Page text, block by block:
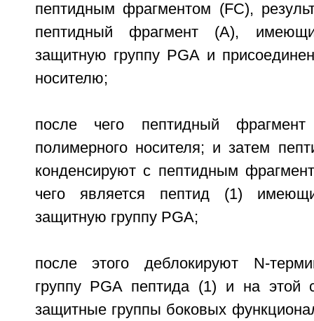
пептидным фрагментом (FC),
пептидный фрагмент (А),
защитную группу PGA и
носителю;
после чего пептидный
полимерного носителя; и затем
конденсируют с пептидным
чего является пептид (1)
защитную группу PGA;
после этого деблокируют N-
группу PGA пептида (1) и на этой
защитные группы боковых